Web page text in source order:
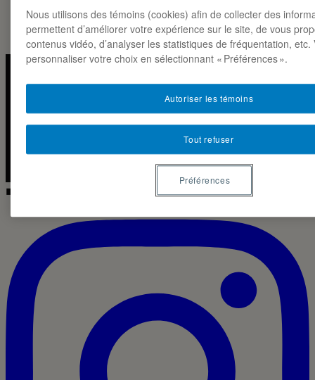
LA NOTE MARKETING · ESG-UQAM
◼ IG · LIVE
Nous utilisons des témoins (cookies) afin de collecter des
permettent d’améliorer votre expérience sur le site, de vous
contenus vidéo, d’analyser les statistiques de fréquentation, etc.
personnaliser votre choix en sélectionnant « Préférences ».
Tout refuser
Autoriser les témoins
Préférences